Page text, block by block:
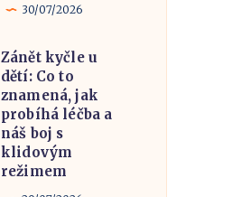
30/07/2026
Zánět kyčle u
dětí: Co to
znamená, jak
probíhá léčba a
náš boj s
klidovým
režimem